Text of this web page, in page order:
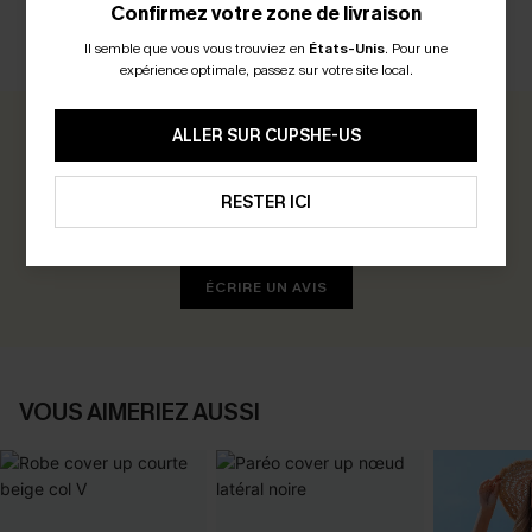
AVIS CLIENTS
0.0
Soyez le Premier à Donner Votre Avis
ÉCRIRE UN AVIS
VOUS AIMERIEZ AUSSI
Confirmez votre zone de livraison
Il semble que vous vous trouviez en États-Unis. Pour une
expérience optimale, passez sur votre site local.
ALLER SUR CUPSHE-US
RESTER ICI